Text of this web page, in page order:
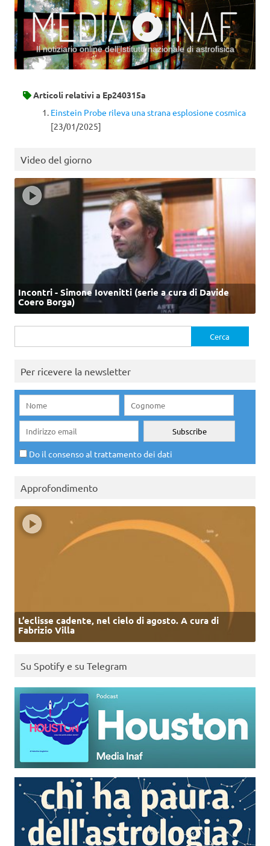
Il notiziario online dell’Istituto nazionale di astrofisica
Articoli relativi a Ep240315a
Einstein Probe rileva una strana esplosione cosmica
[23/01/2025]
Video del giorno
Incontri - Simone Iovenitti (serie a cura di Davide
Coero Borga)
per:
Per ricevere la newsletter
Do il consenso al trattamento dei dati
Approfondimento
L’eclisse cadente, nel cielo di agosto. A cura di
Fabrizio Villa
Su Spotify e su Telegram